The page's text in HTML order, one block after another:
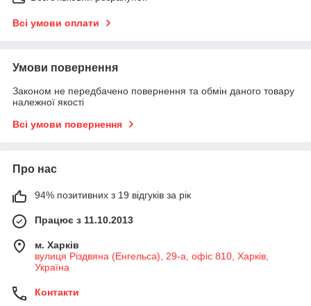
Всі умови оплати
Умови повернення
Законом не передбачено повернення та обмін даного товару
належної якості
Всі умови повернення
Про нас
94% позитивних з 19 відгуків за рік
Працює з 11.10.2013
м. Харків
вулиця Різдвяна (Енгельса), 29-а, офіс 810, Харків,
Україна
Контакти